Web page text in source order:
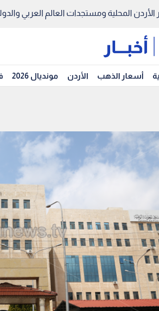
الأردن المحلية ومستجدات العالم العربي
أسعار الذهب الأردن مونديال 2026